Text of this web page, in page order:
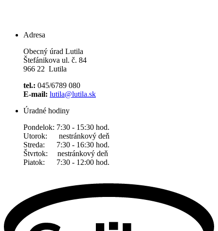
Adresa
Obecný úrad Lutila
Štefánikova ul. č. 84
966 22 Lutila
tel.: 045/6789 080
E-mail: lutila@lutila.sk
Úradné hodiny
Pondelok: 7:30 - 15:30 hod.
Utorok: nestránkový deň
Streda: 7:30 - 16:30 hod.
Štvrtok: nestránkový deň
Piatok: 7:30 - 12:00 hod.